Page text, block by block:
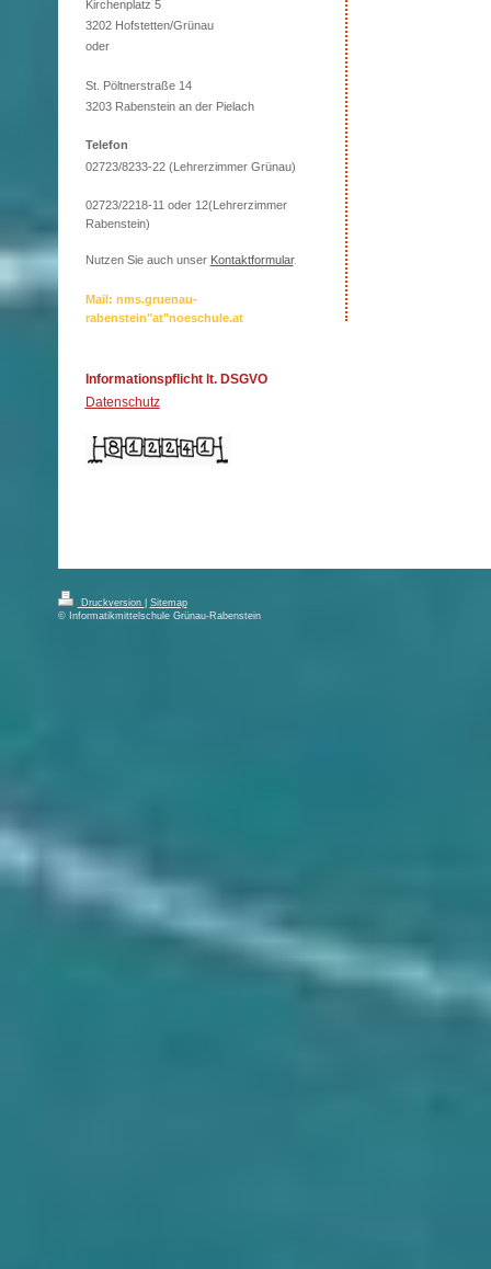
Kirchenplatz 5
3202 Hofstetten/Grünau
oder
St. Pöltnerstraße 14
3203 Rabenstein an der Pielach
Telefon
02723/8233-22 (Lehrerzimmer Grünau)
02723/2218-11 oder 12(Lehrerzimmer
Rabenstein)
Nutzen Sie auch unser Kontaktformular.
Mail: nms.gruenau-
rabenstein"at"noeschule.at
Informationspflicht lt. DSGVO
Datenschutz
Druckversion
Sitemap
© Informatikmittelschule Grünau-Rabenstein